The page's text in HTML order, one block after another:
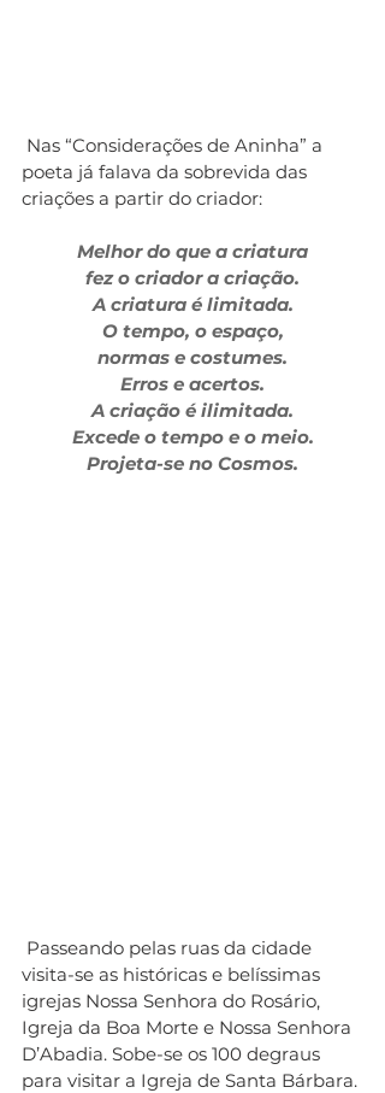
poeta já falava da sobrevida das
criações a partir do criador:
Melhor do que a criatura
fez o criador a criação.
A criatura é limitada.
O tempo, o espaço,
normas e costumes.
Erros e acertos.
A criação é ilimitada.
Excede o tempo e o meio.
Projeta-se no Cosmos.
visita-se as históricas e belíssimas
igrejas Nossa Senhora do Rosário,
Igreja da Boa Morte e Nossa Senhora
D’Abadia. Sobe-se os 100 degraus
para visitar a Igreja de Santa Bárbara.